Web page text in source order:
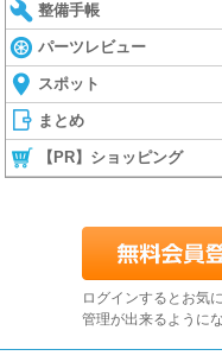
整備手帳
パーツレビュー
スポット
まとめ
【PR】ショッピング
ログインするとお気
管理が出来るように